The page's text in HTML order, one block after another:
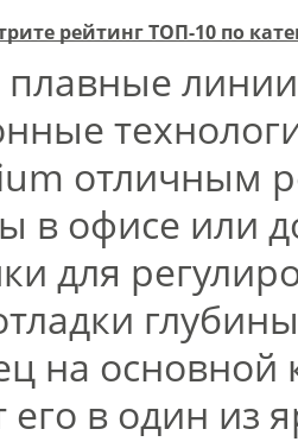
рейтинг ТОП-10 по
отличным
в офисе или
для
на
в один из